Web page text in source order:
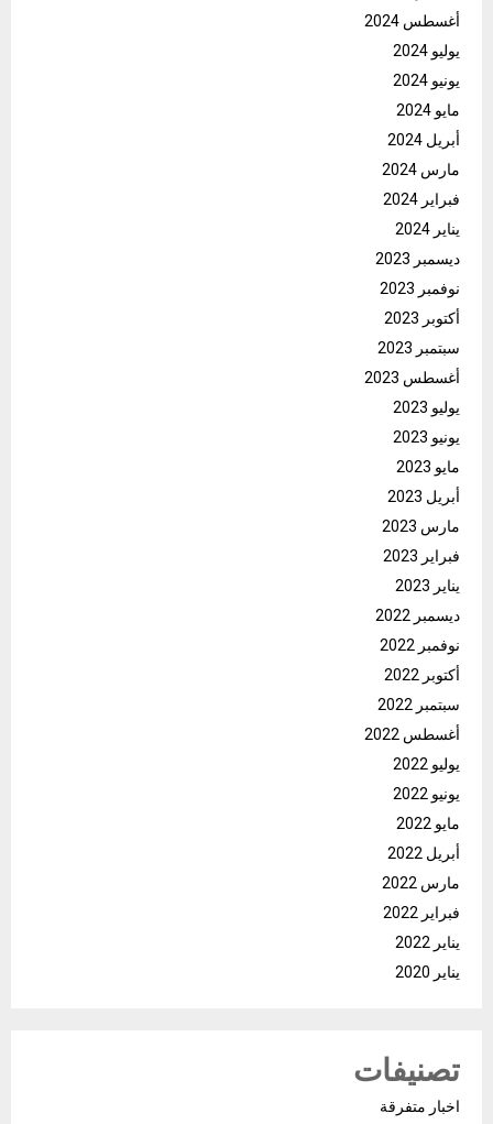
أغسطس 2024
يوليو 2024
يونيو 2024
مايو 2024
أبريل 2024
مارس 2024
فبراير 2024
يناير 2024
ديسمبر 2023
نوفمبر 2023
أكتوبر 2023
سبتمبر 2023
أغسطس 2023
يوليو 2023
يونيو 2023
مايو 2023
أبريل 2023
مارس 2023
فبراير 2023
يناير 2023
ديسمبر 2022
نوفمبر 2022
أكتوبر 2022
سبتمبر 2022
أغسطس 2022
يوليو 2022
يونيو 2022
مايو 2022
أبريل 2022
مارس 2022
فبراير 2022
يناير 2022
يناير 2020
تصنيفات
اخبار متفرقة